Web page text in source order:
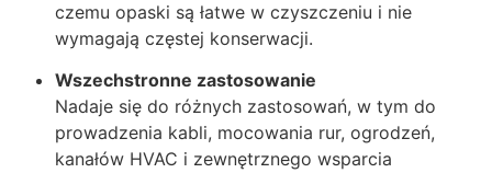
czemu opaski są łatwe w czyszczeniu i nie
wymagają częstej konserwacji.
Wszechstronne zastosowanie
Nadaje się do różnych zastosowań, w tym do
prowadzenia kabli, mocowania rur, ogrodzeń,
kanałów HVAC i zewnętrznego wsparcia